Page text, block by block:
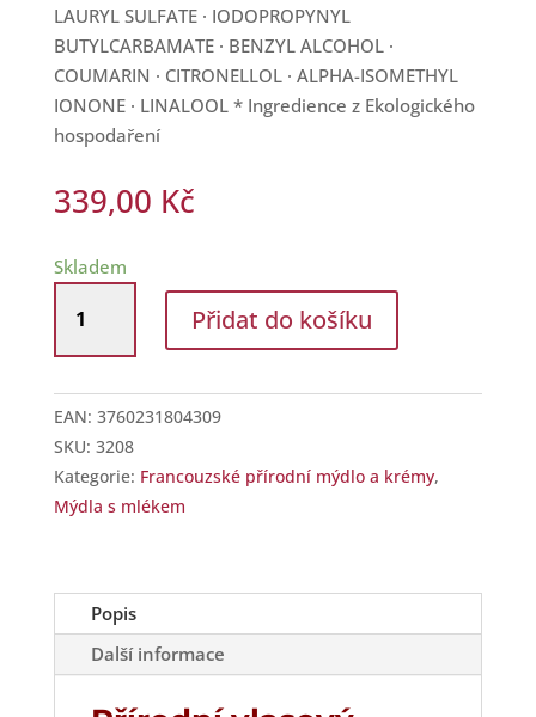
LAURYL SULFATE · IODOPROPYNYL
BUTYLCARBAMATE · BENZYL ALCOHOL ·
COUMARIN · CITRONELLOL · ALPHA-ISOMETHYL
IONONE · LINALOOL * Ingredience z Ekologického
hospodaření
339,00 Kč
Skladem
vlasový
šampon
oslím
mlékem
množství
Přidat do košíku
EAN: 3760231804309
SKU: 3208
Kategorie: Francouzské přírodní mýdlo a krémy,
Mýdla s mlékem
Popis
Další informace